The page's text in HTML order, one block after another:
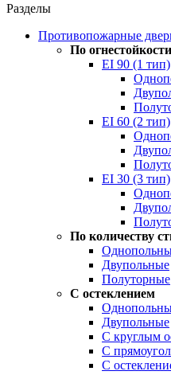
Разделы
Противопожарные
По огнестойкости
EI 90 (1 тип)
EI 60 (2 тип)
EI 30 (3 тип)
По количеству
Двупольные
Полуторные
С остеклением
Двупольные
С круглым
С
С